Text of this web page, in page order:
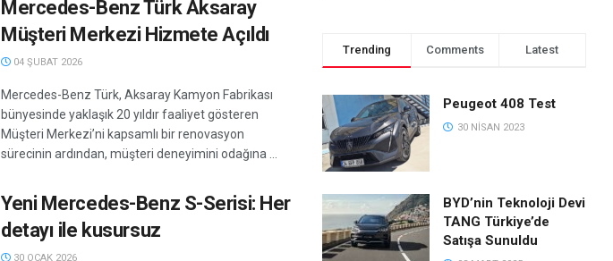
Mercedes-Benz Türk Aksaray
Müşteri Merkezi Hizmete Açıldı
04 ŞUBAT 2026
Mercedes-Benz Türk, Aksaray Kamyon Fabrikası
bünyesinde yaklaşık 20 yıldır faaliyet gösteren
Müşteri Merkezi’ni kapsamlı bir renovasyon
sürecinin ardından, müşteri deneyimini odağına ...
Yeni Mercedes-Benz S-Serisi: Her
detayı ile kusursuz
30 OCAK 2026
Trending Comments Latest
Peugeot 408 Test
30 NISAN 2023
BYD’nin Teknoloji Devi
TANG Türkiye’de
Satışa Sunuldu